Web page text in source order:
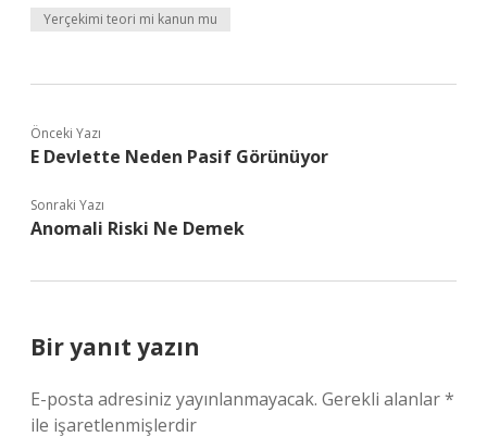
Yerçekimi teori mi kanun mu
Önceki Yazı
E Devlette Neden Pasif Görünüyor
Sonraki Yazı
Anomali Riski Ne Demek
Bir yanıt yazın
E-posta adresiniz yayınlanmayacak. Gerekli alanlar*
ile işaretlenmişlerdir